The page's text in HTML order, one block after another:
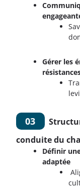
Gérer les
03
conduite du
Définir
adaptée